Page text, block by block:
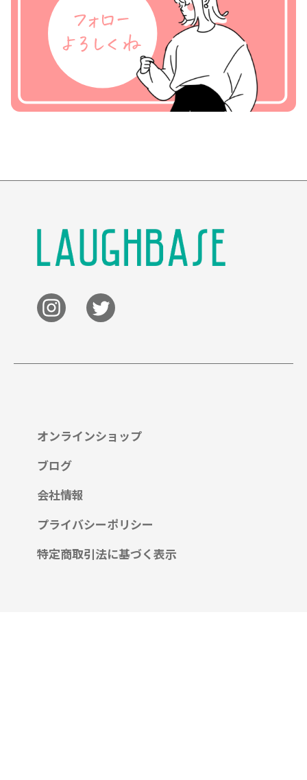
オンラインショップ
ブログ
会社情報
プライバシーポリシー
特定商取引法に基づく表示